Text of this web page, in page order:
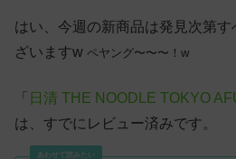
はい、今週の新商品は発見次第
ざいますw ペヤング〜〜〜！w
「 日清 THE NOODLE TOKYO
は、すでにレビュー済みです。